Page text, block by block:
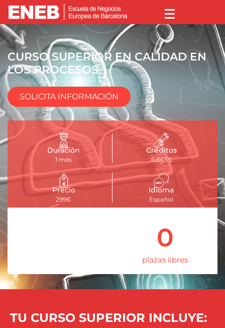
CURSO SUPERIOR EN CALIDAD EN
LOS PROCESOS
SOLICITA INFORMACIÓN
Duración
1 mes
Créditos
6 ECTS
Precio
299€
Idioma
Español
plazas libres
0
TU CURSO SUPERIOR INCLUYE: